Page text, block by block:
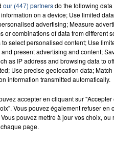
avait consacré il y
our (447) partnersdo the following
on a device; Use limited
advertising; Measure
or combinations of data from different
select personalised content; Use
present advertising and content;
as IP address and browsing data to
Use precise geolocation data;
information transmitted automatically.
accepter en cliquant sur
Vous pouvez également refuser
pouvez mettre à jour vos choix,
page.